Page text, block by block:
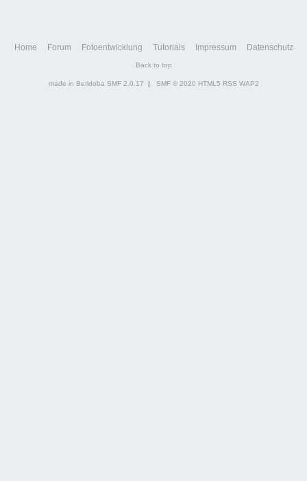
Home Forum Fotoentwicklung Tutorials Impressum Datenschutz
Back to top
made in Berldoba SMF 2.0.17 | SMF © 2020 HTML5 RSS WAP2